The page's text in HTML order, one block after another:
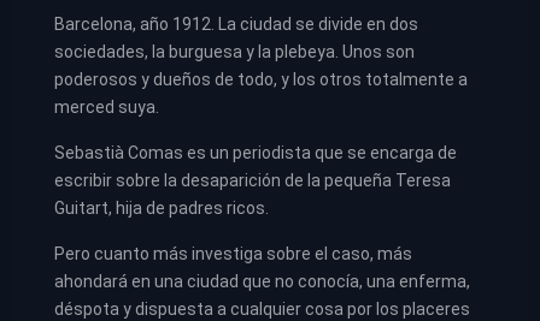
Barcelona, año 1912. La ciudad se divide en dos
sociedades, la burguesa y la plebeya. Unos son
poderosos y dueños de todo, y los otros totalmente a
merced suya.
Sebastià Comas es un periodista que se encarga de
escribir sobre la desaparición de la pequeña Teresa
Guitart, hija de padres ricos.
Pero cuanto más investiga sobre el caso, más
ahondará en una ciudad que no conocía, una enferma,
déspota y dispuesta a cualquier cosa por los placeres